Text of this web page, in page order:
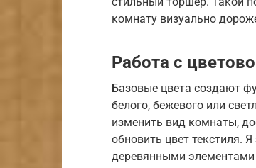
комнату визуально
Работа с
Базовые цвета создают
белого, бежевого или
изменить вид комнаты,
обновить цвет текстиля.
деревянными